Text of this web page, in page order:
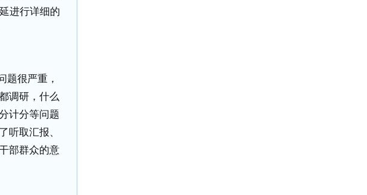
进行详细的
题很严重，
调研，什么
计分等问题
听取汇报、
部群众的意